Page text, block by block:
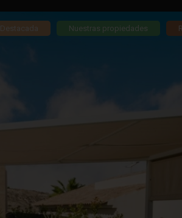
Destacada Nuestras propiedades